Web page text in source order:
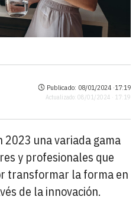
Publicado: 08/01/2024 ·17:19
Actualizado: 08/01/2024 · 17:19
2023 una variada gama
y profesionales que
transformar la forma en
de la innovación.